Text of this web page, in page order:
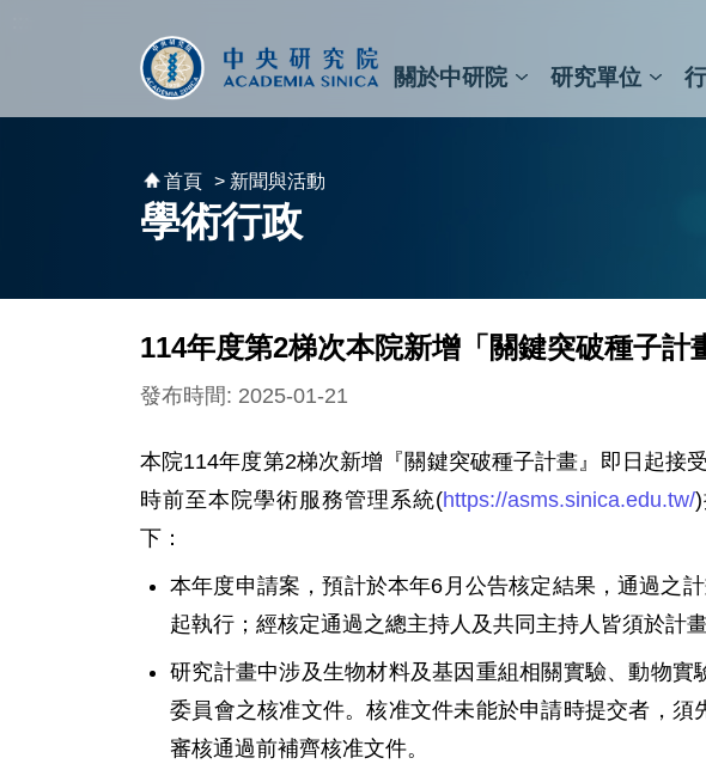
關於中研院 研究單位
首頁 > 新聞與活動
學術行政
114年度第2梯次本院新增「關鍵突破種子
發布時間: 2025-01-21
本院114年度第2梯次新增『關鍵突破種子計畫』即日起接
時前至本院學術服務管理系統(https://asms.sinica.edu.tw/
下：
本年度申請案，預計於本年6月公告核定結果，通過之
起執行；經核定通過之總主持人及共同主持人皆須於計
研究計畫中涉及生物材料及基因重組相關實驗、動物實
委員會之核准文件。核准文件未能於申請時提交者，
審核通過前補齊核准文件。